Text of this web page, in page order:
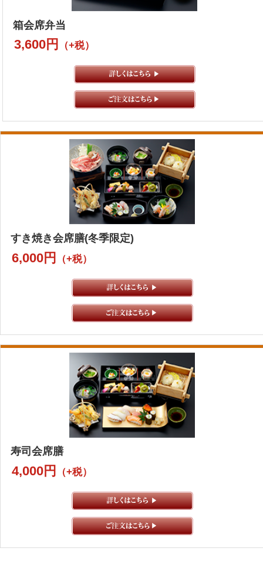
箱会席弁当
3,600円 （+税）
すき焼き会席膳(冬季限定)
6,000円 （+税）
寿司会席膳
4,000円 （+税）